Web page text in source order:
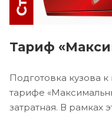
Тариф
Подготовка кузова
тарифе
затратная. В рамках